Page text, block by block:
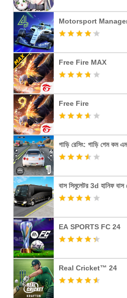
Motorsport
Free Fire MAX
Free Fire
গাড়ি রেসিং: গাড়ি গেম কম
বাস সিমুলেটর 3d হানিফ বাস
EA SPORTS FC 24
Real Cricket™ 24